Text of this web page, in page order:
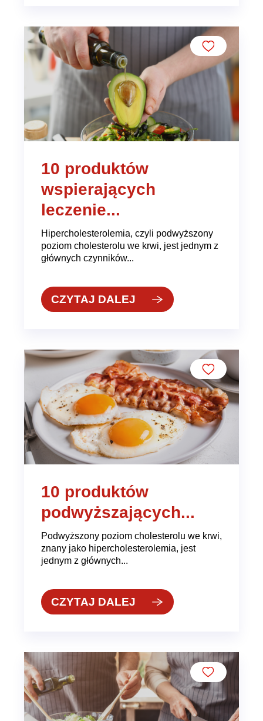
10 produktów
wspierających
leczenie...
Hipercholesterolemia, czyli podwyższony
poziom cholesterolu we krwi, jest jednym z
głównych czynników...
CZYTAJ DALEJ
10 produktów
podwyższających...
Podwyższony poziom cholesterolu we krwi,
znany jako hipercholesterolemia, jest
jednym z głównych...
CZYTAJ DALEJ